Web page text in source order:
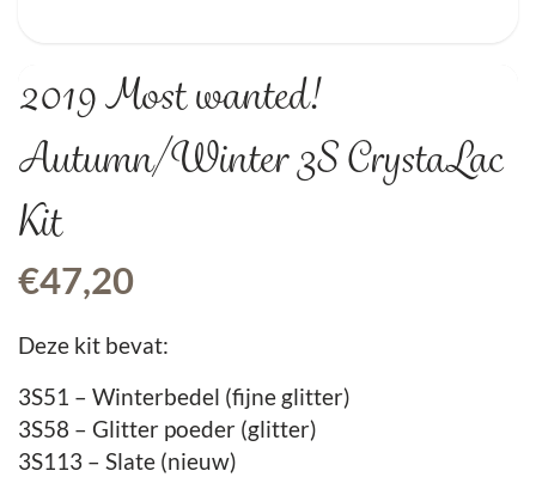
2019 Most wanted!
Autumn/Winter 3S CrystaLac
Kit
€47,20
Deze kit bevat:
3S51 – Winterbedel (fijne glitter)
3S58 – Glitter poeder (glitter)
3S113 – Slate (nieuw)